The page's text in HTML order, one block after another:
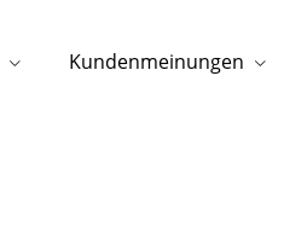
Kundenmeinungen